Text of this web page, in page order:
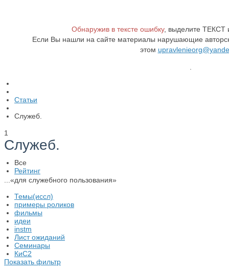
Обнаружив в тексте ошибку, выделите ТЕКСТ
Если Вы нашли на сайте материалы нарушающие
этом
Статьи
Служеб.
1
Служеб.
Все
Рейтинг
...«для служебного пользования»
Темы(иссл)
примеры роликов
фильмы
идеи
instm
Лист ожиданий
Семинары
КиС2
Показать фильтр